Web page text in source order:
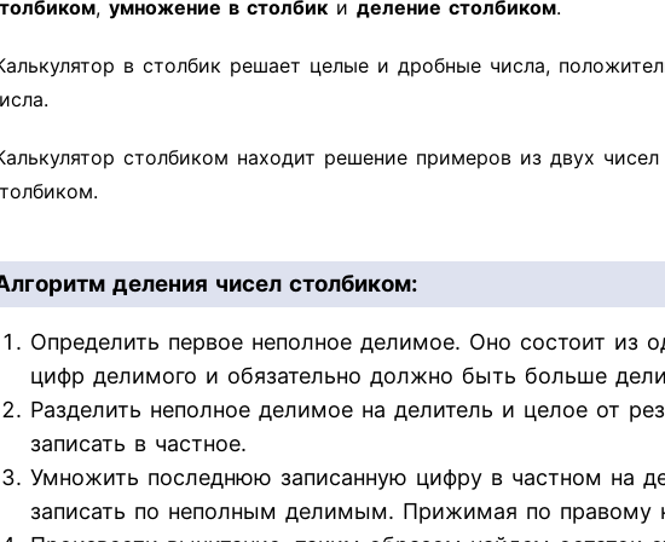
, умножение в столбик и деление столбиком.
в столбик решает целые и дробные числа,
столбиком находит решение примеров из двух
деления чисел столбиком:
Определить первое неполное делимое. Оно состоит из
цифр делимого и обязательно должно быть больше
Разделить неполное делимое на делитель и целое от
записать в частное.
Умножить последнюю записанную цифру в частном на
записать по неполным делимым. Прижимая по правому